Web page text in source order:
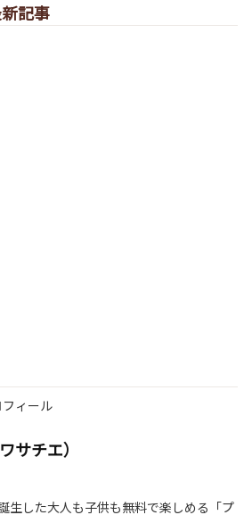
記事
サチエ）
生した大人も子供も無料で楽しめる「プ